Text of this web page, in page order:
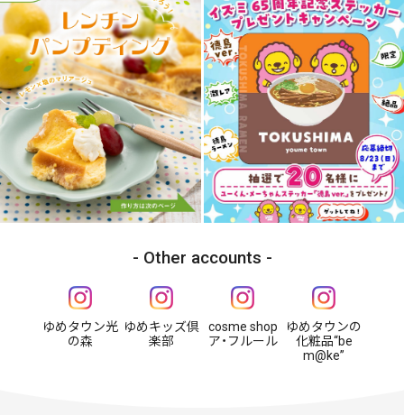
Other accounts
ゆめタウン光
の森
ゆめキッズ倶
楽部
cosme shop
ア・フルール
ゆめタウンの
化粧品“be
m@ke”